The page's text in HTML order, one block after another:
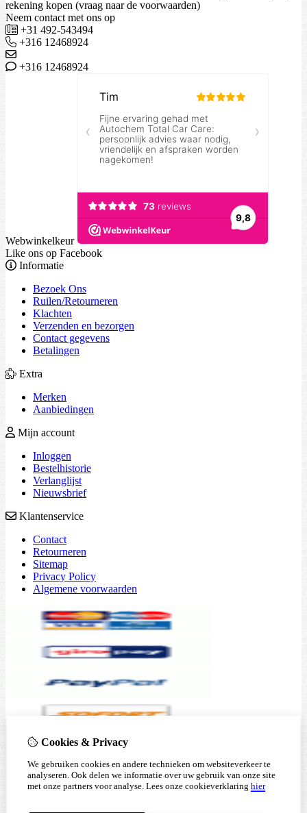
rekening kopen (vraag naar de voorwaarden)
Neem contact met ons op
+31 492-543494
+316 12468924
+316 12468924
Webwinkelkeur
Like ons op Facebook
Informatie
Bezoek Ons
Ruilen/Retourneren
Klachten
Verzenden en bezorgen
Contact gegevens
Betalingen
Extra
Merken
Aanbiedingen
Mijn account
Inloggen
Bestelhistorie
Verlanglijst
Nieuwsbrief
Klantenservice
Contact
Retourneren
Sitemap
Privacy Policy
Algemene voorwaarden
Cookies & Privacy
We gebruiken cookies en andere technieken om websiteverkeer te
analyseren. Ook delen we informatie over uw gebruik van onze site
met onze partners voor analyse. Lees onze cookieverklaring hier